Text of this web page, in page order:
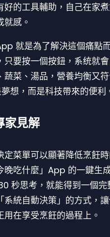
好的工具輔助，自己在家
感。
就是為了解決這個痛點
只要按一個按鈕，系统就
蔬菜、湯品，營養均衡又
想，而是科技帶來的便利
家見解
定菜單可以顯著降低烹飪
晚吃什麼」App 的一鍵生
秒思考，就能得到一個完
系統自動決策」的方式，
在享受烹飪的過程上。